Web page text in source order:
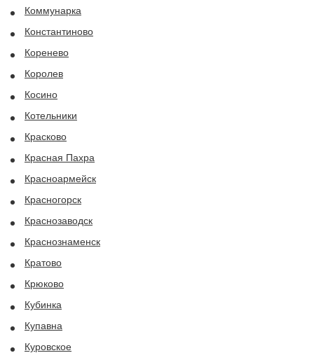
Коммунарка
Константиново
Коренево
Королев
Косино
Котельники
Красково
Красная Пахра
Красноармейск
Красногорск
Краснозаводск
Краснознаменск
Кратово
Крюково
Кубинка
Купавна
Куровское